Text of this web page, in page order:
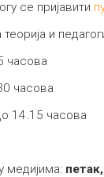
се пријавити
и
часова
часова
14.15 часова
медијима: